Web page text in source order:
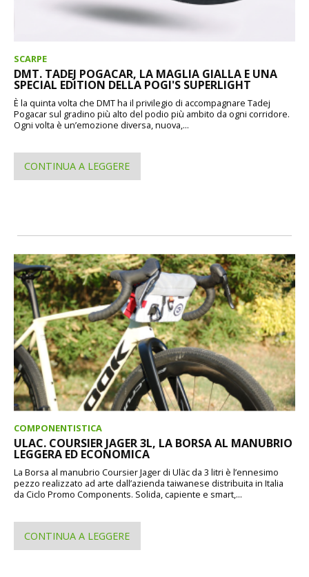
SCARPE
DMT. TADEJ POGACAR, LA MAGLIA GIALLA E UNA
SPECIAL EDITION DELLA POGI'S SUPERLIGHT
È la quinta volta che DMT ha il privilegio di accompagnare Tadej
Pogacar sul gradino più alto del podio più ambito da ogni corridore.
Ogni volta è un’emozione diversa, nuova,...
CONTINUA A LEGGERE
COMPONENTISTICA
ULAC. COURSIER JAGER 3L, LA BORSA AL MANUBRIO
LEGGERA ED ECONOMICA
La Borsa al manubrio Coursier Jager di Uläc da 3 litri è l’ennesimo
pezzo realizzato ad arte dall’azienda taiwanese distribuita in Italia
da Ciclo Promo Components. Solida, capiente e smart,...
CONTINUA A LEGGERE